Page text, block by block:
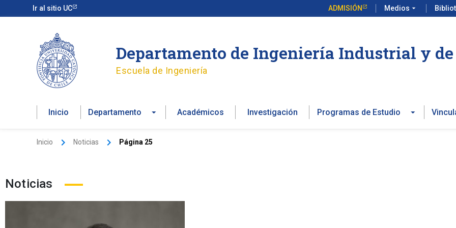
Ir al sitio UC ADMISIÓN Medios arrow_drop_down
al
Departamento de Ingeniería Industrial y
Escuela de Ingeniería
Inicio Departamento Académicos Investigación Programas de Estudio
Inicio Noticias Página 25
Noticias